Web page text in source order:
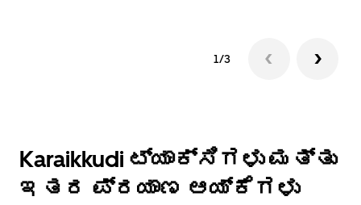
1/3
Karaikkudi ಟ್ಯಾಕ್ಸಿಗಳು ಮತ್ತು
ಇತರ ಪ್ರಯಾಣ ಆಯ್ಕೆಗಳು